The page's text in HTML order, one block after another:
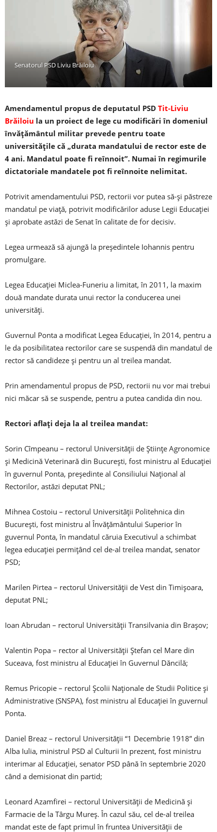
Senatorul PSD Liviu Brăiloiu
Amendamentul propus de deputatul PSD Tit-Liviu
Brăiloiu la un proiect de lege cu modificări în domeniul
învățământul militar prevede pentru toate
universitățile că „durata mandatului de rector este de
4 ani. Mandatul poate fi reînnoit”. Numai în regimurile
dictatoriale mandatele pot fi reînnoite nelimitat.
Potrivit amendamentului PSD, rectorii vor putea să-și păstreze
mandatul pe viață, potrivit modificărilor aduse Legii Educației
și aprobate astăzi de Senat în calitate de for decisiv.
Legea urmează să ajungă la președintele Iohannis pentru
promulgare.
Legea Educației Miclea-Funeriu a limitat, în 2011, la maxim
două mandate durata unui rector la conducerea unei
universități.
Guvernul Ponta a modificat Legea Educației, în 2014, pentru a
le da posibilitatea rectorilor care se suspendă din mandatul de
rector să candideze și pentru un al treilea mandat.
Prin amendamentul propus de PSD, rectorii nu vor mai trebui
nici măcar să se suspende, pentru a putea candida din nou.
Rectori aflați deja la al treilea mandat:
Sorin Cîmpeanu – rectorul Universității de Științe Agronomice
și Medicină Veterinară din București, fost ministru al Educației
în guvernul Ponta, președinte al Consiliului Național al
Rectorilor, astăzi deputat PNL;
Mihnea Costoiu – rectorul Universității Politehnica din
București, fost ministru al Învățământului Superior în
guvernul Ponta, în mandatul căruia Executivul a schimbat
legea educației permițând cel de-al treilea mandat, senator
PSD;
Marilen Pirtea – rectorul Universității de Vest din Timișoara,
deputat PNL;
Ioan Abrudan – rectorul Universității Transilvania din Brașov;
Valentin Popa – rector al Universității Ștefan cel Mare din
Suceava, fost ministru al Educației în Guvernul Dăncilă;
Remus Pricopie – rectorul Școlii Naționale de Studii Politice și
Administrative (SNSPA), fost ministru al Educației în guvernul
Ponta.
Daniel Breaz – rectorul Universității “1 Decembrie 1918” din
Alba Iulia, ministrul PSD al Culturii în prezent, fost ministru
interimar al Educației, senator PSD până în septembrie 2020
când a demisionat din partid;
Leonard Azamfirei – rectorul Universității de Medicină și
Farmacie de la Târgu Mureș. În cazul său, cel de-al treilea
mandat este de fapt primul în fruntea Universității de